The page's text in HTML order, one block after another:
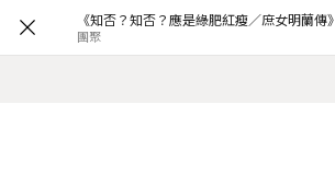
《知否？知否？應是綠肥紅瘦／庶女明蘭傳》
團聚